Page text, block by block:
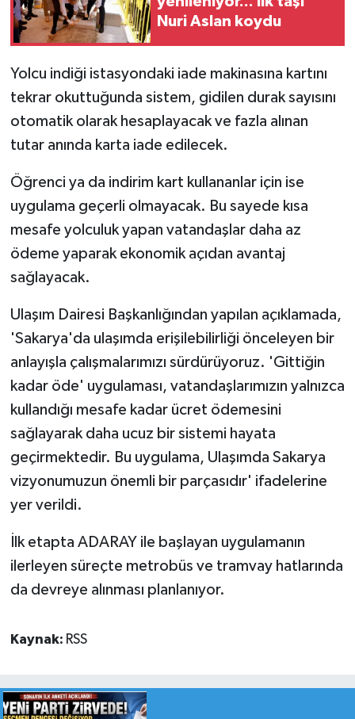
Nuri Aslan koydu
Yolcu indiği istasyondaki iade makinasına kartını
tekrar okuttuğunda sistem, gidilen durak sayısını
otomatik olarak hesaplayacak ve fazla alınan
tutar anında karta iade edilecek.
Öğrenci ya da indirim kart kullananlar için ise
uygulama geçerli olmayacak. Bu sayede kısa
mesafe yolculuk yapan vatandaşlar daha az
ödeme yaparak ekonomik açıdan avantaj
sağlayacak.
Ulaşım Dairesi Başkanlığından yapılan açıklamada,
'Sakarya'da ulaşımda erişilebilirliği önceleyen bir
anlayışla çalışmalarımızı sürdürüyoruz. 'Gittiğin
kadar öde' uygulaması, vatandaşlarımızın yalnızca
kullandığı mesafe kadar ücret ödemesini
sağlayarak daha ucuz bir sistemi hayata
geçirmektedir. Bu uygulama, Ulaşımda Sakarya
vizyonumuzun önemli bir parçasıdır' ifadelerine
yer verildi.
İlk etapta ADARAY ile başlayan uygulamanın
ilerleyen süreçte metrobüs ve tramvay hatlarında
da devreye alınması planlanıyor.
Kaynak: RSS